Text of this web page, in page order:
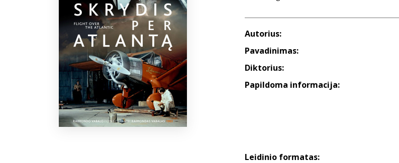
Autorius:
Pavadinimas:
Diktorius:
Papildoma informacija:
Leidinio formatas: